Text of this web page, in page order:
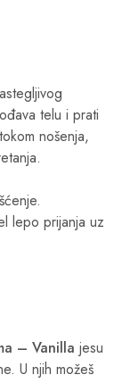
telu i prati
nošenja,
lepo prijanja uz
– Vanilla jesu
U njih možeš